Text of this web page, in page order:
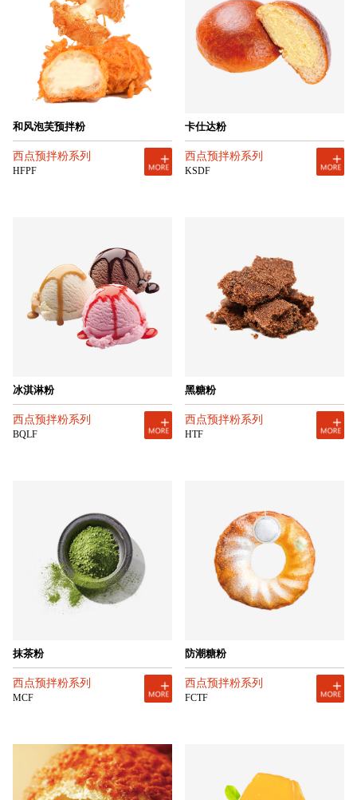
和风泡芙预拌粉
西点预拌粉系列
HFPF
卡仕达粉
西点预拌粉系列
KSDF
冰淇淋粉
西点预拌粉系列
BQLF
黑糖粉
西点预拌粉系列
HTF
抹茶粉
西点预拌粉系列
MCF
防潮糖粉
西点预拌粉系列
FCTF